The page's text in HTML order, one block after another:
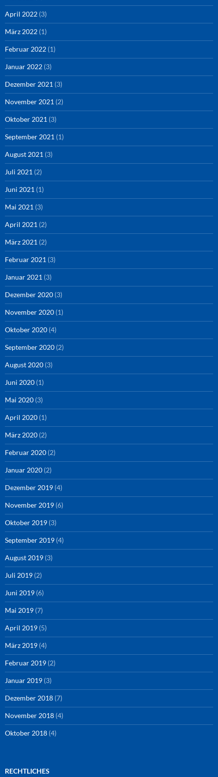
April 2022 (3)
März 2022 (1)
Februar 2022 (1)
Januar 2022 (3)
Dezember 2021 (3)
November 2021 (2)
Oktober 2021 (3)
September 2021 (1)
August 2021 (3)
Juli 2021 (2)
Juni 2021 (1)
Mai 2021 (3)
April 2021 (2)
März 2021 (2)
Februar 2021 (3)
Januar 2021 (3)
Dezember 2020 (3)
November 2020 (1)
Oktober 2020 (4)
September 2020 (2)
August 2020 (3)
Juni 2020 (1)
Mai 2020 (3)
April 2020 (1)
März 2020 (2)
Februar 2020 (2)
Januar 2020 (2)
Dezember 2019 (4)
November 2019 (6)
Oktober 2019 (3)
September 2019 (4)
August 2019 (3)
Juli 2019 (2)
Juni 2019 (6)
Mai 2019 (7)
April 2019 (5)
März 2019 (4)
Februar 2019 (2)
Januar 2019 (3)
Dezember 2018 (7)
November 2018 (4)
Oktober 2018 (4)
RECHTLICHES